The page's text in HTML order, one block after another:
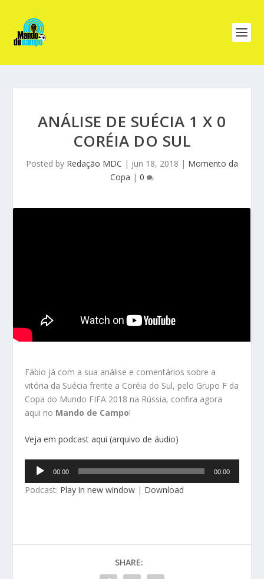
ANÁLISE DE SUÉCIA 1 X 0
CORÉIA DO SUL
Posted by Redação MDC | jun 18, 2018 | Momento da
Copa | 0
Fábio já com a sua análise e comentários sobre a
vitória da Suécia frente a Coréia do Sul, pelo Grupo F da
Copa do Mundo FIFA 2018 na Rússia, confira agora
aqui no Mando de Campo!
Veja em podcast aqui (arquivo de áudio)
Tocador
áudio
00:00 00:00
Podcast: Play in new window | Download
SHARE: